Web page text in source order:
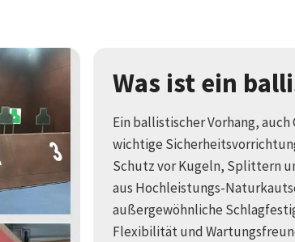
Was ist ein
Ein ballistischer Vorhang,
wichtige
Schutz vor Kugeln, Splittern
aus Hochleistungs-
außergewöhnliche
Flexibilität und